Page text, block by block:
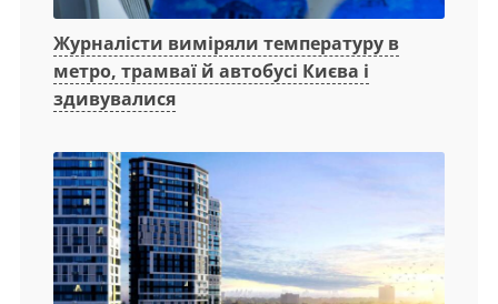
Журналісти виміряли температуру в
метро, трамваї й автобусі Києва і
здивувалися